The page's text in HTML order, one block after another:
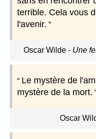
terrible. Cela vous
l'avenir.
Oscar Wilde- Une
Le mystère de
mystère de la mort.
Oscar